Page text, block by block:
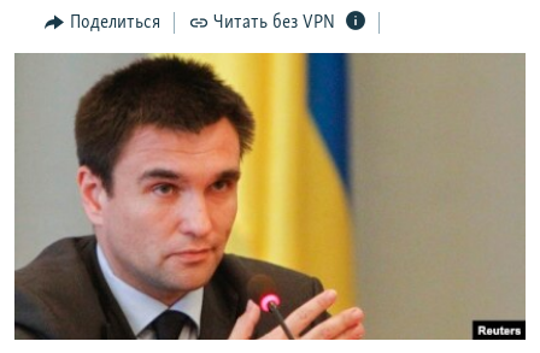
ВернутсяИНТЕРАКТИВ
ИНФОГРАФИКА
ТЕЛЕПРОЕКТ КРЫМ.РЕАЛИИ
СОВЕТЫ ПРАВОЗАЩИТНИКОВ
ПРОПАВШИЕ БЕЗ ВЕСТИ
ПОБЕДИТЕЛЕЙ НЕ СУДЯТ?
КРЫМ.НЕПОКОРЕННЫЙ
ELIFBE
РАДІО СВОБОДА
КАК ОБОЙТИ БЛОКИРОВКУ
Українською
Qırımtatar
ПРИСОЕДИНЯЙТЕСЬ!
Поделиться Читать без VPN